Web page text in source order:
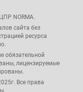
NORMA.
сайта без
ресурса
обязательной
лицензируемые
Все права